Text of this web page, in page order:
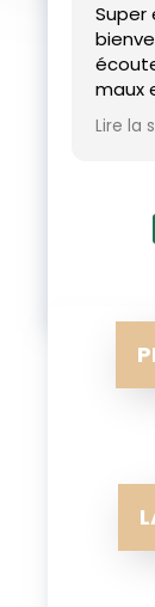
Super
maux
l’âme
Lire la